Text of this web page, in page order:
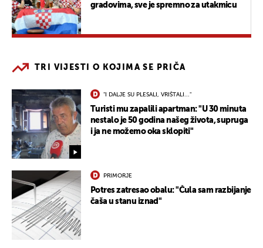
gradovima, sve je spremno za utakmicu
TRI VIJESTI O KOJIMA SE PRIČA
"I DALJE SU PLESALI, VRIŠTALI..."
Turisti mu zapalili apartman: "U 30 minuta
nestalo je 50 godina našeg života, supruga
i ja ne možemo oka sklopiti"
PRIMORJE
Potres zatresao obalu: "Čula sam razbijanje
čaša u stanu iznad"